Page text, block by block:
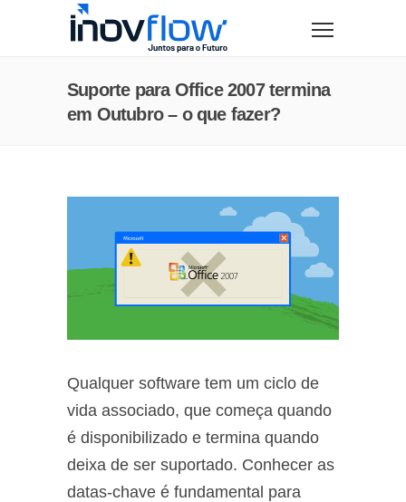
Suporte para Office 2007 termina
em Outubro – o que fazer?
Qualquer software tem um ciclo de
vida associado, que começa quando
é disponibilizado e termina quando
deixa de ser suportado. Conhecer as
datas-chave é fundamental para